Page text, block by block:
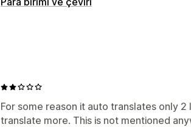
For some reason it auto translates only
translate more. This is not mentioned